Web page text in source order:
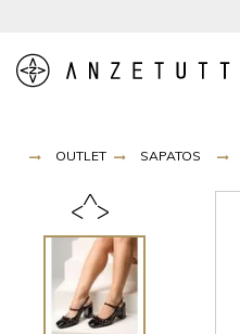
OUTLET SAPATOS